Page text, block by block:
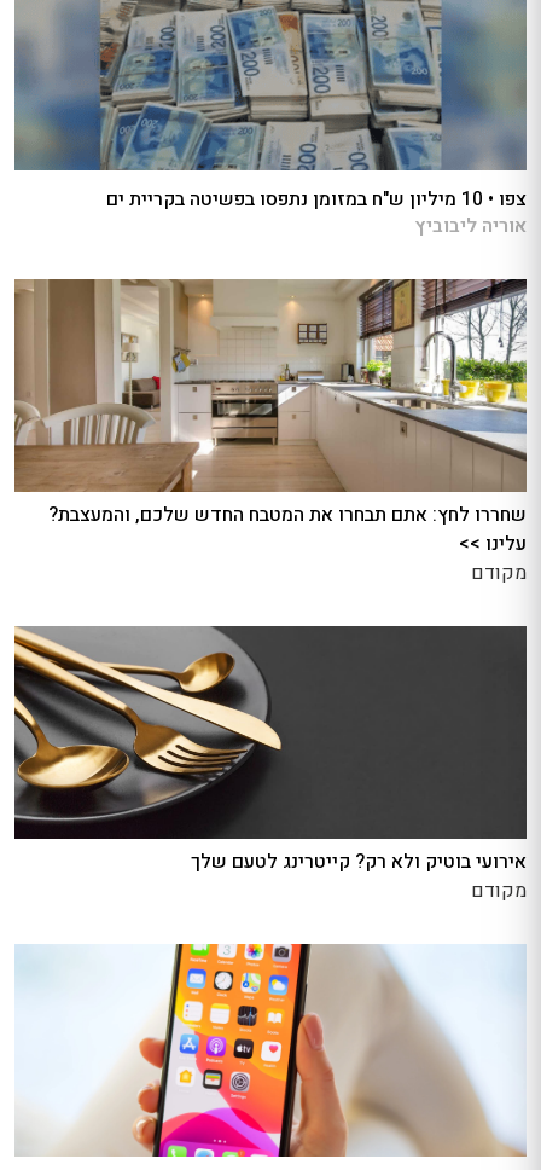
צפו • 10 מיליון ש"ח במזומן נתפסו בפשיטה בקריית ים
אוריה ליבוביץ
שחררו לחץ: אתם תבחרו את המטבח החדש שלכם, והמעצבת?
עלינו >>
מקודם
אירועי בוטיק ולא רק? קייטרינג לטעם שלך
מקודם